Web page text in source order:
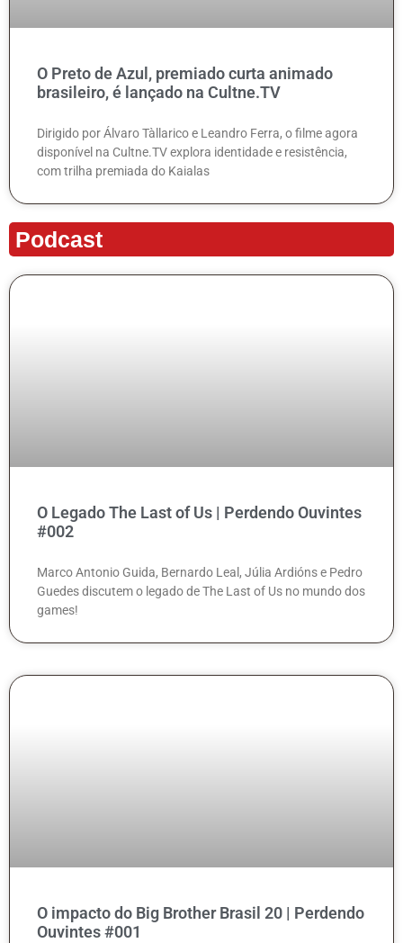
O Preto de Azul, premiado curta animado
brasileiro, é lançado na Cultne.TV
Dirigido por Álvaro Tàllarico e Leandro Ferra, o filme agora
disponível na Cultne.TV explora identidade e resistência,
com trilha premiada do Kaialas
Podcast
O Legado The Last of Us | Perdendo Ouvintes
#002
Marco Antonio Guida, Bernardo Leal, Júlia Ardións e Pedro
Guedes discutem o legado de The Last of Us no mundo dos
games!
O impacto do Big Brother Brasil 20 | Perdendo
Ouvintes #001